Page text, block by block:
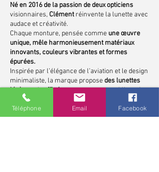
Né en 2016 de la passion de deux opticiens
visionnaires, Clémentréinvente la lunette avec
audace et créativité.
Chaque monture, pensée comme une œuvre
unique, mêle harmonieusement matériaux
innovants, couleurs vibrantes et formes
épurées.
Inspirée par l’élégance de l’aviation et le design
minimaliste, la marque proposedes lunettes
légères et raffinées,conçues pour sublimer la
personnalité de celui ou celle qui les porte.
Clément, c’est l’art de réinventer la lunetterie
Téléphone Email Facebook